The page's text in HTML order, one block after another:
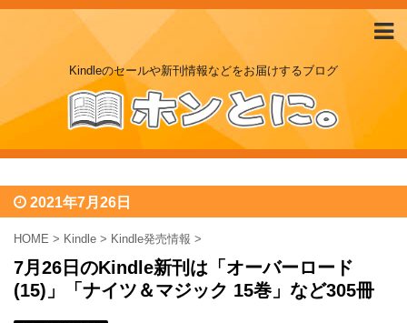
Kindleのセールや新刊情報などをお届けするブログ
2021年7月26日
HOME > Kindle > Kindle発売情報 >
7月26日のKindle新刊は「オーバーロード
(15)」「ナイツ＆マジック 15巻」など305冊